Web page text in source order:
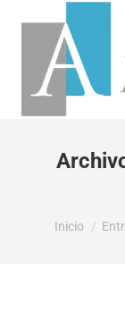
Estás aquí:
Inicio